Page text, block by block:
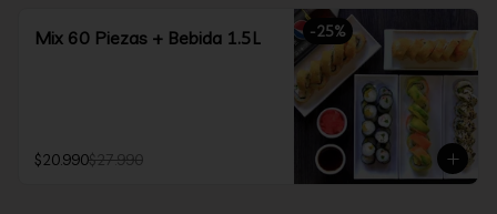
-25%
Mix 60 Piezas + Bebida 1.5L
$20.990$27.990